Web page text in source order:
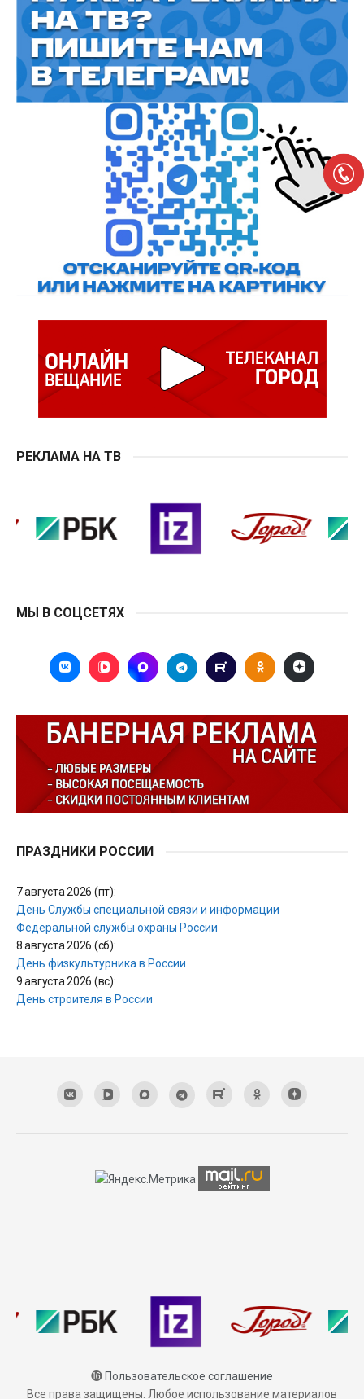
РЕКЛАМА НА ТВ
МЫ В СОЦСЕТЯХ
ПРАЗДНИКИ РОССИИ
7 августа 2026 (пт):
День Службы специальной связи и информации
Федеральной службы охраны России
8 августа 2026 (сб):
День физкультурника в России
9 августа 2026 (вс):
День строителя в России
⓰ Пользовательское соглашение
Все права защищены. Любое использование материалов